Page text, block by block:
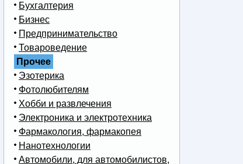
Бухгалтерия
Бизнес
Предпринимательство
Товароведение
Прочее
Эзотерика
Фотолюбителям
Хобби и развлечения
Электроника и электротехника
Фармакология, фармакопея
Нанотехнологии
Автомобили, для автомобилистов,